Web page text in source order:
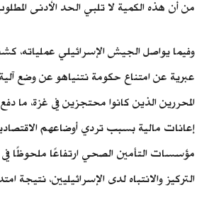
من أن هذه الكمية لا تلبي الحد الأدنى
وفيما يواصل الجيش الإسرائيلي عملياته،
عبرية عن امتناع حكومة نتنياهو عن وضع
المحررين الذين كانوا محتجزين في غزة، ما
إعانات مالية بسبب تردي أوضاعهم
مؤسسات التأمين الصحي ارتفاعًا ملحوظًا
التركيز والانتباه لدى الإسرائيليين، نتيجة